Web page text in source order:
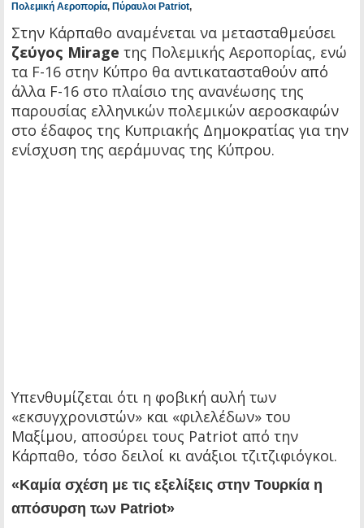
Πολεμική Αεροπορία, Πύραυλοι Patriot,
Στην Κάρπαθο αναμένεται να μετασταθμεύσει
ζεύγος Mirage της Πολεμικής Αεροπορίας, ενώ
τα F-16 στην Κύπρο θα αντικατασταθούν από
άλλα F-16 στο πλαίσιο της ανανέωσης της
παρουσίας ελληνικών πολεμικών αεροσκαφών
στο έδαφος της Κυπριακής Δημοκρατίας για την
ενίσχυση της αεράμυνας της Κύπρου.
Υπενθυμίζεται ότι η φοβική αυλή των
«εκσυγχρονιστών» και «φιλελέδων» του
Μαξίμου, αποσύρει τους Patriot από την
Κάρπαθο, τόσο δειλοί κι ανάξιοι τζιτζιφιόγκοι.
«Καμία σχέση με τις εξελίξεις στην Τουρκία η
απόσυρση των Patriot»